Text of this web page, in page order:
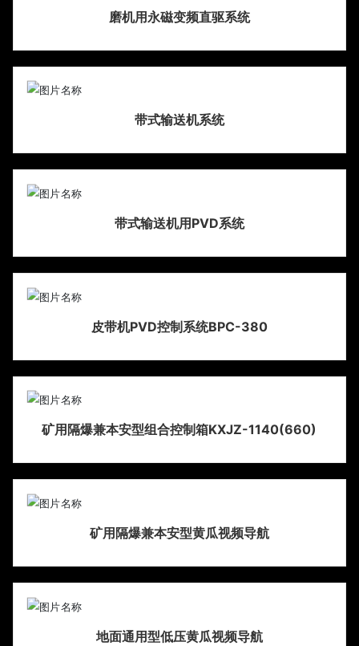
磨机用永磁变频直驱系统
带式输送机系统
带式输送机用PVD系统
皮带机PVD控制系统BPC-380
矿用隔爆兼本安型组合控制箱KXJZ-1140(660)
矿用隔爆兼本安型黄瓜视频导航
地面通用型低压黄瓜视频导航